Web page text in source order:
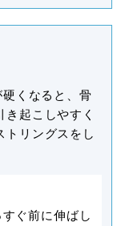
くなると、骨
起こしやすく
トリングスをし
ぐ前に伸ばし